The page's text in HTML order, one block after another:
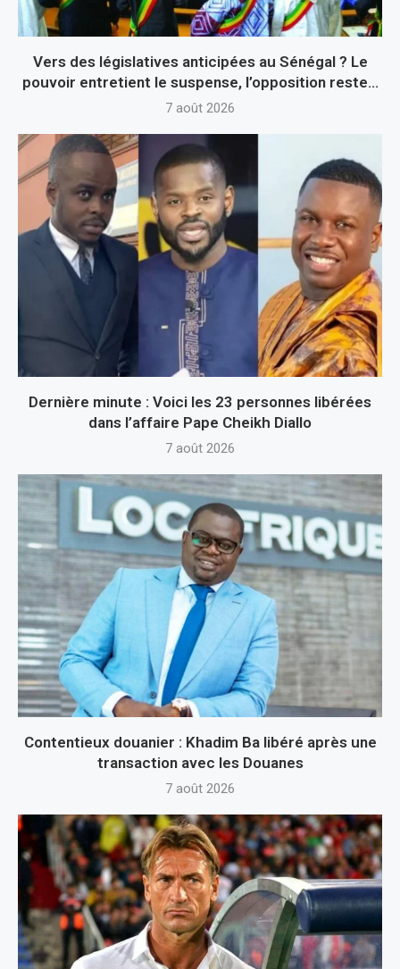
Vers des législatives anticipées au Sénégal ? Le
pouvoir entretient le suspense, l’opposition reste...
7 août 2026
Dernière minute : Voici les 23 personnes libérées
dans l’affaire Pape Cheikh Diallo
7 août 2026
Contentieux douanier : Khadim Ba libéré après une
transaction avec les Douanes
7 août 2026